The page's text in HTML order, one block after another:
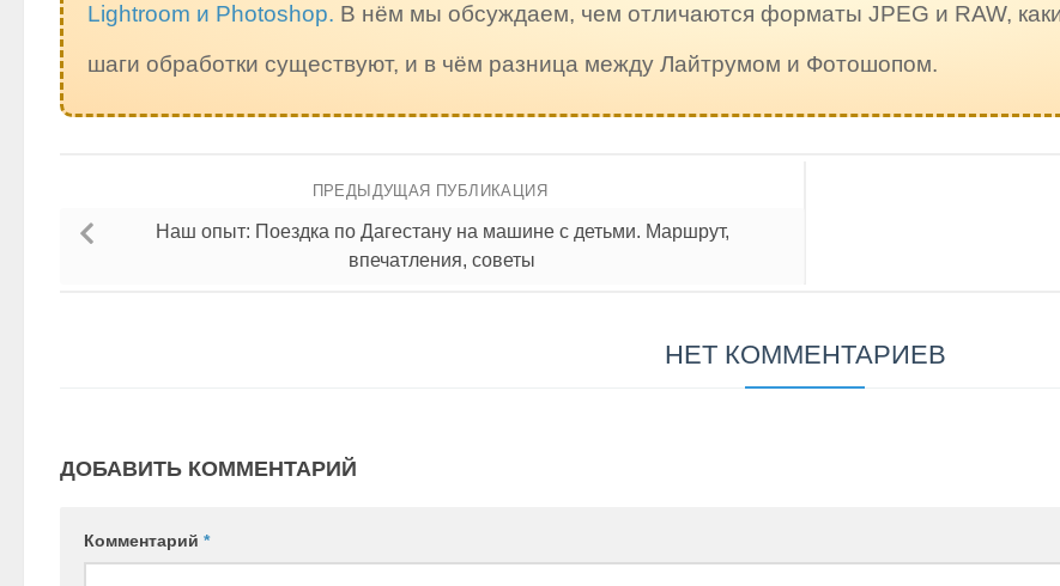
Lightroom и Photoshop. В нём мы обсуждаем, чем отличаются форматы JPEG и RAW,
шаги обработки существуют, и в чём разница между Лайтрумом и Фотошопом.
ПРЕДЫДУЩАЯ ПУБЛИКАЦИЯ
Наш опыт: Поездка по Дагестану на машине с детьми. Маршрут,
впечатления, советы
НЕТ КОММЕНТАРИЕВ
ДОБАВИТЬ КОММЕНТАРИЙ
Комментарий *